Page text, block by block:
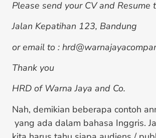
Please send your CV and Resume
Jalan Kepatihan 123, Bandung
or email to :
Thank you
HRD of Warna Jaya and Co.
Nah, demikian beberapa contoh
yang ada dalam bahasa Inggris.